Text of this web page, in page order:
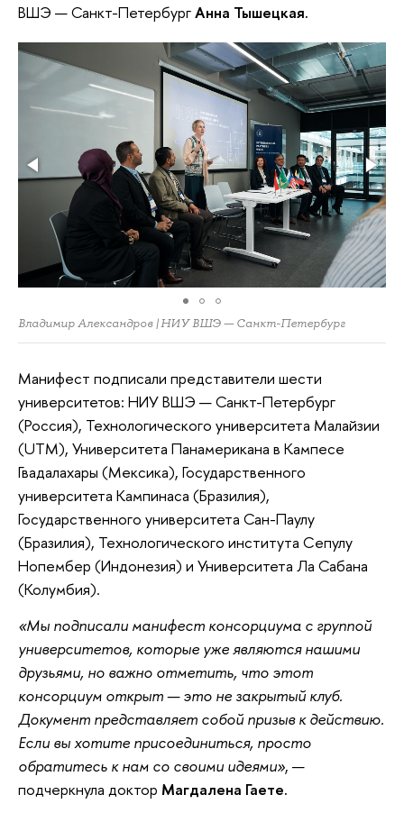
ВШЭ — Санкт-ПетербургАнна Тышецкая.
Владимир Александров | НИУ ВШЭ — Санкт-Петербург
Манифест подписали представители шести
университетов: НИУ ВШЭ — Санкт-Петербург
(Россия), Технологического университета Малайзии
(UTM), Университета Панамерикана в Кампесе
Гвадалахары (Мексика), Государственного
университета Кампинаса (Бразилия),
Государственного университета Сан-Паулу
(Бразилия), Технологического института Сепулу
Нопембер (Индонезия) и Университета Ла Сабана
(Колумбия).
«Мы подписали манифест консорциума с группой
университетов, которые уже являются нашими
друзьями, но важно отметить, что этот
консорциум открыт — это не закрытый клуб.
Документ представляет собой призыв к действию.
Если вы хотите присоединиться, просто
обратитесь к нам со своими идеями», —
подчеркнула доктор Магдалена Гаете.